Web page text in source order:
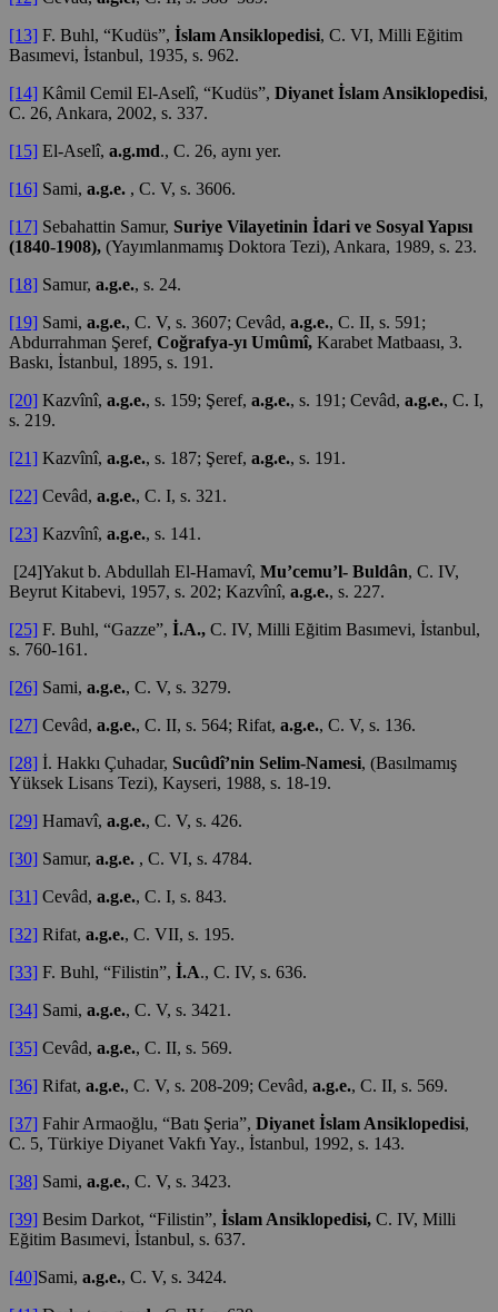
[13] F. Buhl, “Kudüs”, İslam Ansiklopedisi, C. VI, Milli Eğitim
Basımevi, İstanbul, 1935, s. 962.
[14] Kâmil Cemil El-Aselî, “Kudüs”, Diyanet İslam Ansiklopedisi,
C. 26, Ankara, 2002, s. 337.
[15] El-Aselî, a.g.md., C. 26, aynı yer.
[16] Sami, a.g.e. , C. V, s. 3606.
[17] Sebahattin Samur, Suriye Vilayetinin İdari ve Sosyal Yapısı
(1840-1908), (Yayımlanmamış Doktora Tezi), Ankara, 1989, s. 23.
[18] Samur, a.g.e., s. 24.
[19] Sami, a.g.e., C. V, s. 3607; Cevâd, a.g.e., C. II, s. 591;
Abdurrahman Şeref, Coğrafya-yı Umûmî, Karabet Matbaası, 3.
Baskı, İstanbul, 1895, s. 191.
[20] Kazvînî, a.g.e., s. 159; Şeref, a.g.e., s. 191; Cevâd, a.g.e., C. I,
s. 219.
[21] Kazvînî, a.g.e., s. 187; Şeref, a.g.e., s. 191.
[22] Cevâd, a.g.e., C. I, s. 321.
[23] Kazvînî, a.g.e., s. 141.
[24]Yakut b. Abdullah El-Hamavî, Mu’cemu’l- Buldân, C. IV,
Beyrut Kitabevi, 1957, s. 202; Kazvînî, a.g.e., s. 227.
[25] F. Buhl, “Gazze”, İ.A., C. IV, Milli Eğitim Basımevi, İstanbul,
s. 760-161.
[26] Sami, a.g.e., C. V, s. 3279.
[27] Cevâd, a.g.e., C. II, s. 564; Rifat, a.g.e., C. V, s. 136.
[28] İ. Hakkı Çuhadar, Sucûdî’nin Selim-Namesi, (Basılmamış
Yüksek Lisans Tezi), Kayseri, 1988, s. 18-19.
[29] Hamavî, a.g.e., C. V, s. 426.
[30] Samur, a.g.e. , C. VI, s. 4784.
[31] Cevâd, a.g.e., C. I, s. 843.
[32] Rifat, a.g.e., C. VII, s. 195.
[33] F. Buhl, “Filistin”, İ.A., C. IV, s. 636.
[34] Sami, a.g.e., C. V, s. 3421.
[35] Cevâd, a.g.e., C. II, s. 569.
[36] Rifat, a.g.e., C. V, s. 208-209; Cevâd, a.g.e., C. II, s. 569.
[37] Fahir Armaoğlu, “Batı Şeria”, Diyanet İslam Ansiklopedisi,
C. 5, Türkiye Diyanet Vakfı Yay., İstanbul, 1992, s. 143.
[38] Sami, a.g.e., C. V, s. 3423.
[39] Besim Darkot, “Filistin”, İslam Ansiklopedisi, C. IV, Milli
Eğitim Basımevi, İstanbul, s. 637.
[40]Sami, a.g.e., C. V, s. 3424.